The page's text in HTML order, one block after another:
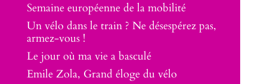
Semaine européenne de la mobilité
Un vélo dans le train ? Ne désespérez pas,
armez-vous !
Le jour où ma vie a basculé
Emile Zola, Grand éloge du vélo